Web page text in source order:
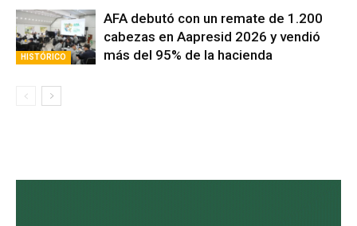
HISTÓRICO
AFA debutó con un remate de 1.200
cabezas en Aapresid 2026 y vendió
más del 95% de la hacienda